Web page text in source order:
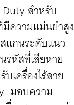
สำหรับ
มีความแม่นยำสูง
แกนระดับแนว
หัสที่เสียหาย
เครื่องไร้สาย
มอบความ